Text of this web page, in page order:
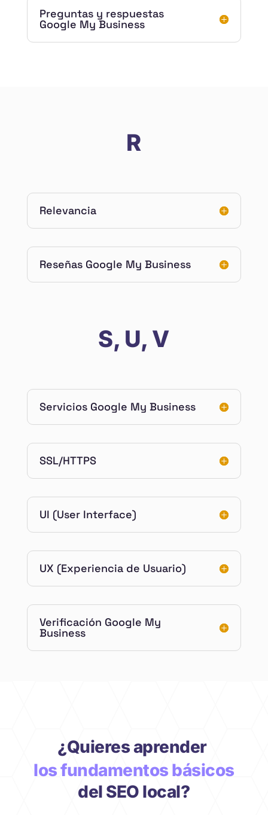
Preguntas y respuestas
Google My Business
R
Relevancia
Reseñas Google My Business
S, U, V
Servicios Google My Business
SSL/HTTPS
UI (User Interface)
UX (Experiencia de Usuario)
Verificación Google My
Business
¿Quieres aprender
los fundamentos básicos
del SEO local?